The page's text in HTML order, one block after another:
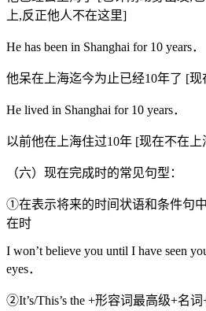
上,反正他人不在这里]
He has been in Shanghai for 10 years．
他呆在上海迄今为止已经10年了 [
He lived in Shanghai for 10 years．
以前他在上海住过10年 [现在不在上
（六）现在完成时的常见句型：
①在表示将来的时间状语和条件句
在时
I won’t believe you until I have seen
eyes．
②It’s/This’s the +形容词最高级+名